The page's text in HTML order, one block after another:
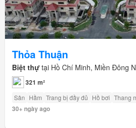
Thỏa Thuận
Biệt thự tại Hồ Chí Minh, Miền Đông
321 m²
Sân Hầm Trang bị đầy đủ Hồ bơi Thang
30+ ngày ago